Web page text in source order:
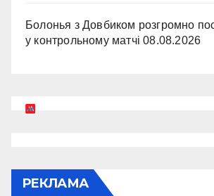
Болонья з Довбиком розгромно
у контрольному матчі 08.08.2026
РЕКЛАМА